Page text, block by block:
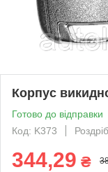
Корпус
Готово до відправки
Код: K373
Роздріб
344,29 ₴